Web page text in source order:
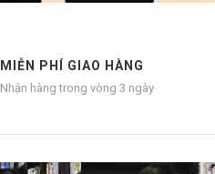
MIỄN PHÍ GIAO HÀNG
Nhận hàng trong vòng 3 ngày